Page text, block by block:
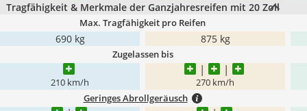
Tragfähigkeit & Merkmale der Ganzjahresreifen mit 20 Zoll
Max. Tragfähigkeit pro Reifen
690 kg 875 kg
Zugelassen bis
210 km/h 270 km/h
Geringes Abrollgeräusch